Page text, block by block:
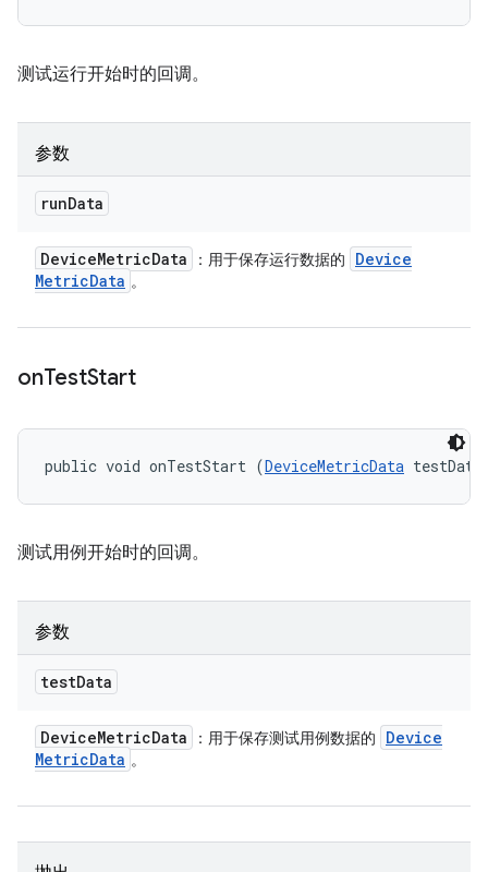
测试运行开始时的回调。
参数
runData
DeviceMetricData ：用于保存运行数据的
Device
MetricData 。
onTestStart
public void onTestStart (DeviceMetricData
测试用例开始时的回调。
参数
testData
DeviceMetricData ：用于保存测试用例数据的
Device
MetricData 。